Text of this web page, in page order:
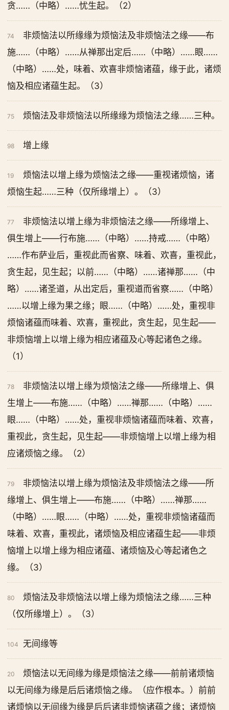
贪……（中略）……忧生起。（2）
74
非烦恼法以所缘缘为烦恼法及非烦恼法之缘——布
施……（中略）……从禅那出定后……（中略）……眼……
（中略）……处，味着、欢喜非烦恼诸蕴，缘于此，诸烦
恼及相应诸蕴生起。（3）
75 烦恼法及非烦恼法以所缘缘为烦恼法之缘……三种。
98 增上缘
19
烦恼法以增上缘为烦恼法之缘——重视诸烦恼，诸
烦恼生起……三种（仅所缘增上）。（3）
77
非烦恼法以增上缘为非烦恼法之缘——所缘增上、
俱生增上——行布施……（中略）……持戒……（中略）
……作布萨业后，重视此而省察、味着、欢喜，重视此，
贪生起，见生起；以前……（中略）……诸禅那……（中
略）……诸圣道，从出定后，重视道而省察……（中略）
……以增上缘为果之缘；眼……（中略）……处，重视非
烦恼诸蕴而味着、欢喜，重视此，贪生起，见生起——
非烦恼增上以增上缘为相应诸蕴及心等起诸色之缘。
（1）
78
非烦恼法以增上缘为烦恼法之缘——所缘增上、俱
生增上——布施……（中略）……禅那……（中略）……
眼……（中略）……处，重视非烦恼诸蕴而味着、欢喜，
重视此，贪生起，见生起——非烦恼增上以增上缘为相
应诸烦恼之缘。（2）
79
非烦恼法以增上缘为烦恼法及非烦恼法之缘——所
缘增上、俱生增上——布施……（中略）……禅那……
（中略）……眼……（中略）……处，重视非烦恼诸蕴而
味着、欢喜，重视此，诸烦恼及相应诸蕴生起——非烦
恼增上以增上缘为相应诸蕴、诸烦恼及心等起诸色之
缘。（3）
80
烦恼法及非烦恼法以增上缘为烦恼法之缘……三种
（仅所缘增上）。（3）
104 无间缘等
20
烦恼法以无间缘为缘是烦恼法之缘——前前诸烦恼
以无间缘为缘是后后诸烦恼之缘。（应作根本。）前前
诸烦恼以无间缘为缘是后后诸非烦恼诸蕴之缘；诸烦恼